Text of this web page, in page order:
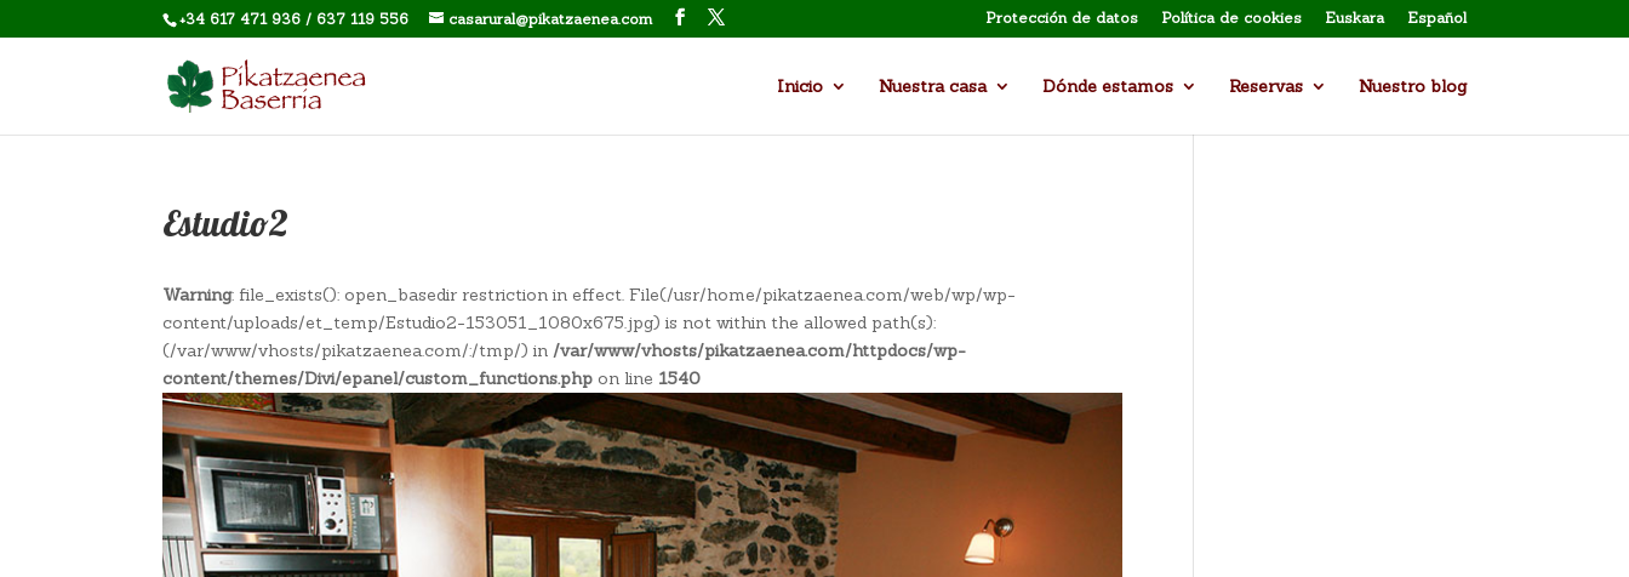
+34 617 471 936 / 637 119 556 casarural@pikatzaenea.com Protección de datos Política de cookies Euskara Español
Inicio Nuestra casa Dónde estamos Reservas Nuestro blog
Estudio2
Warning: file_exists(): open_basedir restriction in effect. File(/usr/home/pikatzaenea.com/web/wp/wp-
content/uploads/et_temp/Estudio2-153051_1080x675.jpg) is not within the allowed path(s):
(/var/www/vhosts/pikatzaenea.com/:/tmp/) in /var/www/vhosts/pikatzaenea.com/httpdocs/wp-
content/themes/Divi/epanel/custom_functions.php on line 1540